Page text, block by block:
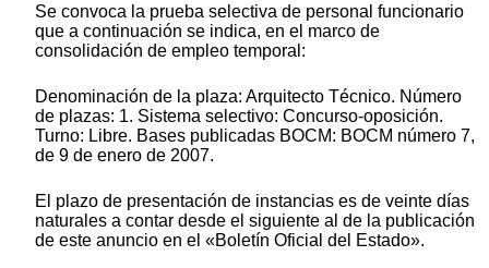
Se convoca la prueba selectiva de personal funcionario
que a continuación se indica, en el marco de
consolidación de empleo temporal:
Denominación de la plaza: Arquitecto Técnico. Número
de plazas: 1. Sistema selectivo: Concurso-oposición.
Turno: Libre. Bases publicadas BOCM: BOCM número 7,
de 9 de enero de 2007.
El plazo de presentación de instancias es de veinte días
naturales a contar desde el siguiente al de la publicación
de este anuncio en el «Boletín Oficial del Estado».